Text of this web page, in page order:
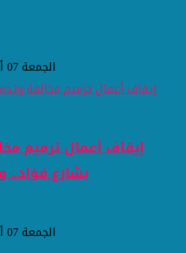
الجمعة 07 أغسطس 2026 03:22 مساءً
إيقاف أعمال ترميم
بشارع
الجمعة 07 أغسطس 2026 03:18 مساءً